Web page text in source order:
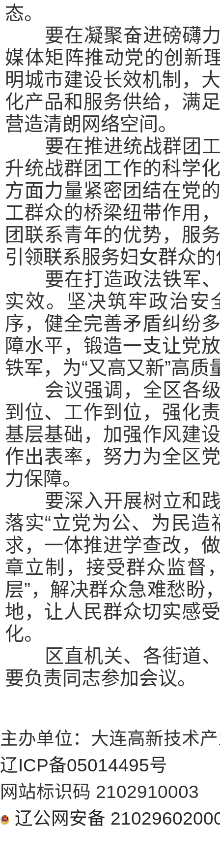
态。
要在凝聚奋进磅礴力
媒体矩阵推动党的创新
明城市建设长效机制，
化产品和服务供给，满
营造清朗网络空间。
要在推进统战群团工
升统战群团工作的科学
方面力量紧密团结在党
工群众的桥梁纽带作用
团联系青年的优势，服
引领联系服务妇女群众
要在打造政法铁军、
实效。坚决筑牢政治安
序，健全完善矛盾纠纷
障水平，锻造一支让党
铁军，为“又高又新”高
会议强调， 全区各
到位、工作到位，强化
基层基础，加强作风建
作出表率，努力为全区
力保障。
要深入开展树立和践
落实“立党为公、为民
求，一体推进学查改，
章立制，接受群众监督
层”，解决群众急难愁盼
地，让人民群众切实感
化。
区直机关、各街道、
要负责同志参加会议。
主办单位：大连高新技术
辽ICP备05014495号
网站标识码 2102910003
辽公网安备